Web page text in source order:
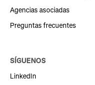
Agencias asociadas
Preguntas frecuentes
SÍGUENOS
LinkedIn